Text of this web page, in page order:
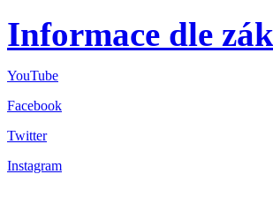
Informace dle
YouTube
Facebook
Twitter
Instagram